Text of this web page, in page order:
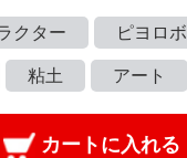
クター ピヨロボ
粘土 アート
カートに入れる